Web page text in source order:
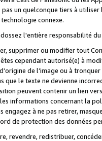
pas un quelconque tiers à
connexe.
l'entière responsabilité
supprimer ou modifier tout
cependant autorisé(e) à
de l’image ou à
que le texte ne devienne
peuvent contenir un lien
informations concernant la
engagez à ne pas retirer,
de protection des données
revendre, redistribuer,